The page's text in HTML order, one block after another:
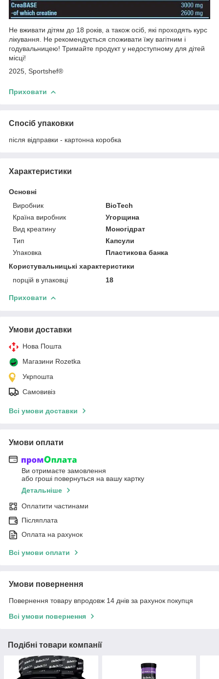
Не вживати дітям до 18 років, а також осіб, які проходять курс
лікування. Не рекомендується споживати їжу вагітним і
годувальницею! Тримайте продукт у недоступному для дітей
місці!
2025, Sportshef®
Приховати
Спосіб упаковки
після відправки - картонна коробка
Характеристики
Основні
Виробник
BioTech
Країна виробник
Угорщина
Вид креатину
Моногідрат
Тип
Капсули
Упаковка
Пластикова банка
Користувальницькі характеристики
порцій в упаковці
18
Приховати
Умови доставки
Нова Пошта
Магазини Rozetka
Укрпошта
Самовивіз
Всі умови доставки
Умови оплати
Ви отримаєте замовлення
або гроші повернуться на вашу картку
Детальніше
Оплатити частинами
Післяплата
Оплата на рахунок
Всі умови оплати
Умови повернення
Повернення товару впродовж 14 днів за рахунок покупця
Всі умови повернення
Подібні товари компанії